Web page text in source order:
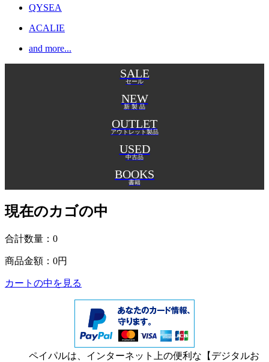
QYSEA
ACALIE
and more...
SALE
セール
NEW
新 製 品
OUTLET
アウトレット製品
USED
中古品
BOOKS
書籍
現在のカゴの中
合計数量： 0
商品金額： 0円
カートの中を見る
ペイパルは、インターネット上の便利な【デジタルお